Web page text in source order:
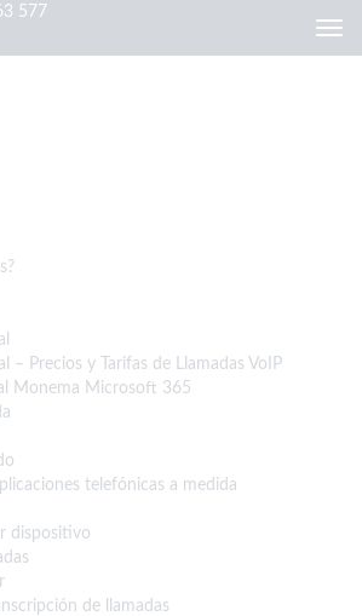
577
– Precios y Tarifas de Llamadas VoIP
Monema Microsoft 365
telefónicas a medida
dispositivo
de llamadas